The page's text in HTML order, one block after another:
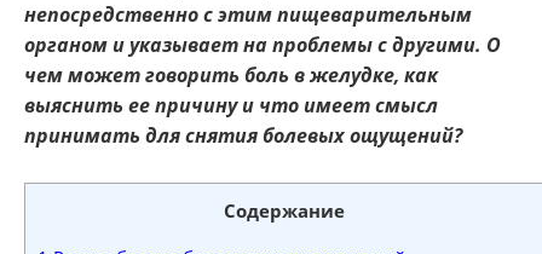
непосредственно с этим пищеварительным
органом и указывает на проблемы с другими. О
чем может говорить боль в желудке, как
выяснить ее причину и что имеет смысл
принимать для снятия болевых ощущений?
Содержание